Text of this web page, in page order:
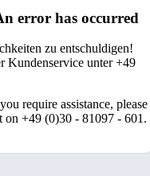
error has occurred
zu entschuldigen!
Kundenservice unter +49
require assistance, please
on +49 (0)30 - 81097 - 601.